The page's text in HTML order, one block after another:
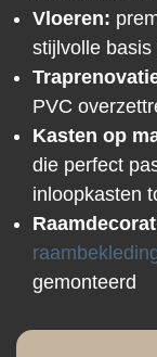
Vloeren:
stijlvolle
PVC
Kasten op
die perfect
inloopkasten
gemonteerd